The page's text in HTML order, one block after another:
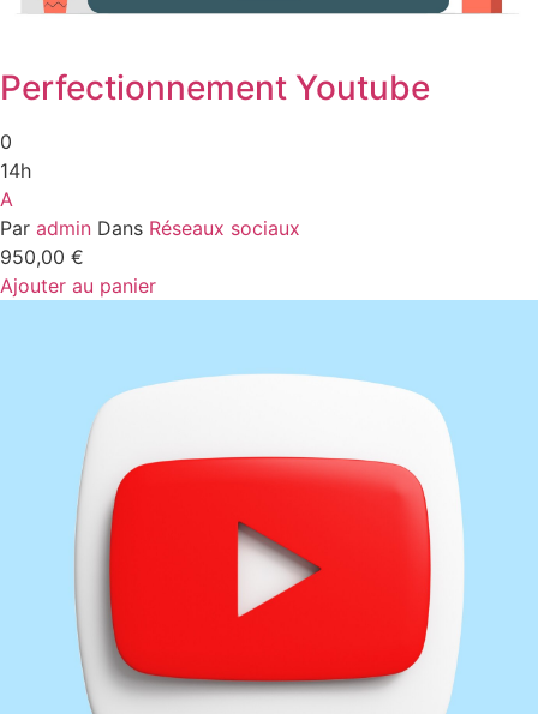
Perfectionnement Youtube
0
14h
A
Par admin Dans Réseaux sociaux
950,00 €
Ajouter au panier